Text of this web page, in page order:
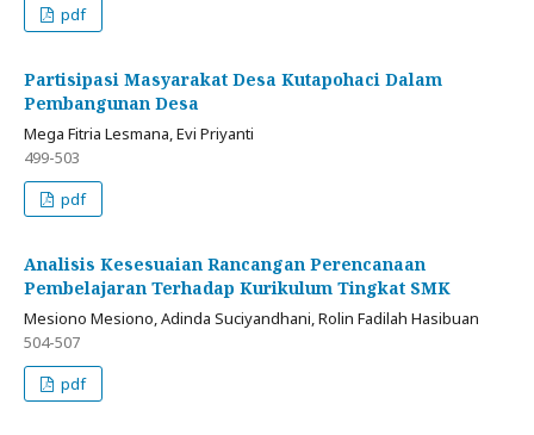
pdf
Partisipasi Masyarakat Desa Kutapohaci Dalam
Pembangunan Desa
Mega Fitria Lesmana, Evi Priyanti
499-503
pdf
Analisis Kesesuaian Rancangan Perencanaan
Pembelajaran Terhadap Kurikulum Tingkat SMK
Mesiono Mesiono, Adinda Suciyandhani, Rolin Fadilah Hasibuan
504-507
pdf